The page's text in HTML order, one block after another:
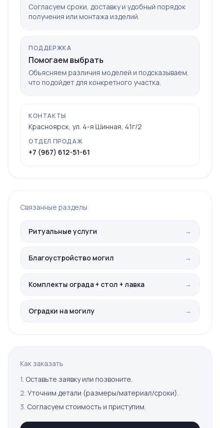
Согласуем сроки, доставку и удобный порядок
получения или монтажа изделий.
ПОДДЕРЖКА
Помогаем выбрать
Объясняем различия моделей и подсказываем,
что подойдет для конкретного участка.
КОНТАКТЫ
Красноярск, ул. 4-я Шинная, 41г/2
ОТДЕЛ ПРОДАЖ
+7 (967) 612-51-61
Связанные разделы
Ритуальные услуги →
Благоустройство могил →
Комплекты ограда + стол + лавка →
Оградки на могилу →
Как заказать
1. Оставьте заявку или позвоните.
2. Уточним детали (размеры/материал/сроки).
3. Согласуем стоимость и приступим.